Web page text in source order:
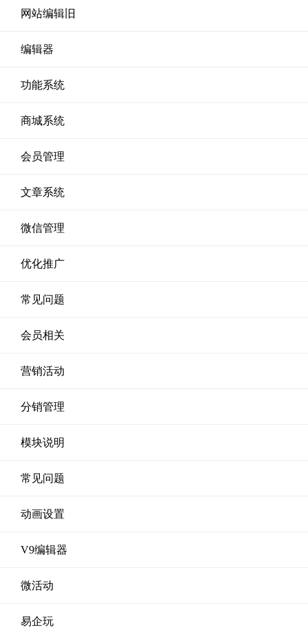
网站编辑旧
编辑器
功能系统
商城系统
会员管理
文章系统
微信管理
优化推广
常见问题
会员相关
营销活动
分销管理
模块说明
常见问题
动画设置
V9编辑器
微活动
易企玩